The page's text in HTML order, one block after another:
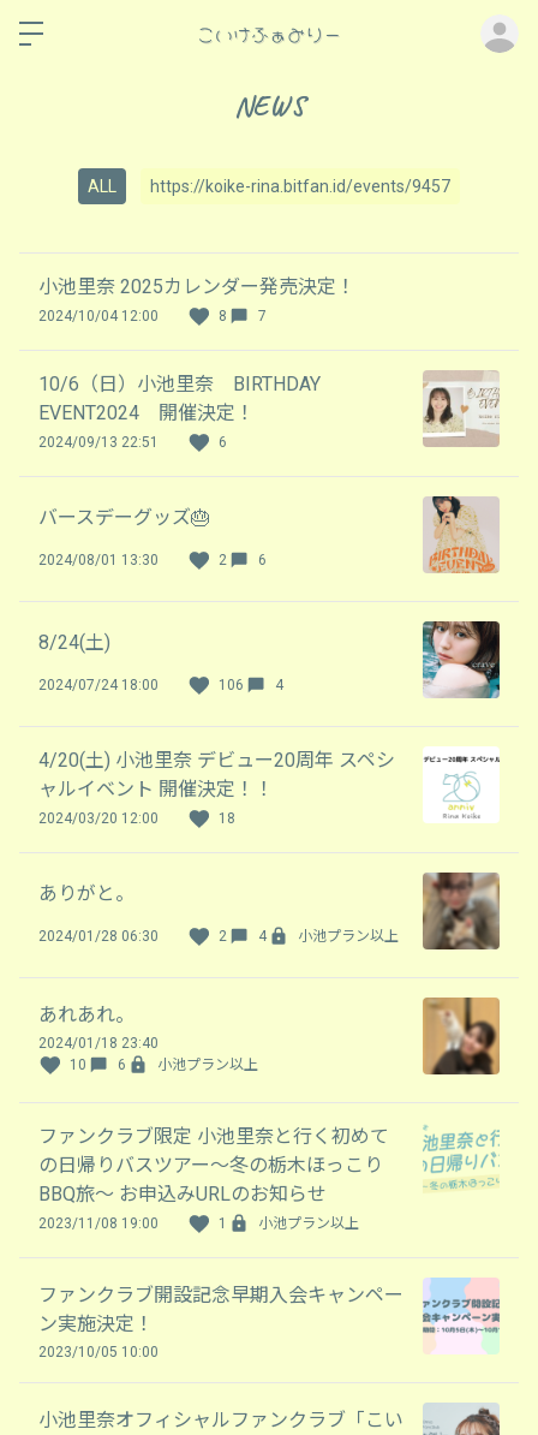
NEWS
ALL https://koike-rina.bitfan.id/events/9457
小池里奈 2025カレンダー発売決定！
2024/10/04 12:00 8 7
10/6（日）小池里奈 BIRTHDAY
EVENT2024 開催決定！
2024/09/13 22:51 6
バースデーグッズ🎂
2024/08/01 13:30 2 6
8/24(土)
2024/07/24 18:00 106 4
4/20(土) 小池里奈 デビュー20周年 スペシ
ャルイベント 開催決定！！
2024/03/20 12:00 18
ありがと。
2024/01/28 06:30 2 4 小池プラン以上
あれあれ。
2024/01/18 23:40
10
6 小池プラン以上
ファンクラブ限定 小池里奈と行く初めて
の日帰りバスツアー～冬の栃木ほっこり
BBQ旅～ お申込みURLのお知らせ
2023/11/08 19:00 1 小池プラン以上
ファンクラブ開設記念早期入会キャンペー
ン実施決定！
2023/10/05 10:00
小池里奈オフィシャルファンクラブ「こい